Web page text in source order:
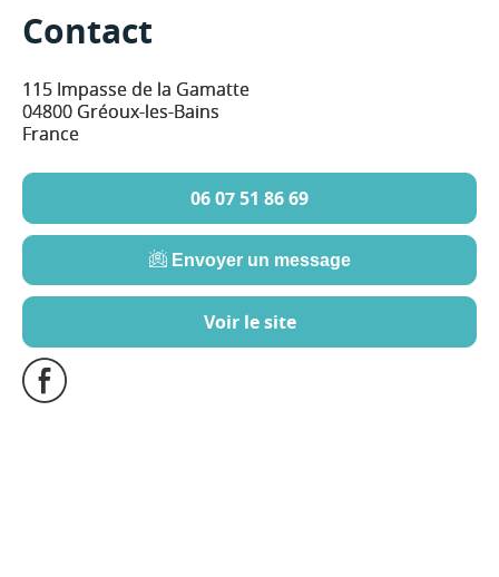
Contact
115 Impasse de la Gamatte
04800 Gréoux-les-Bains
France
06 07 51 86 69
Envoyer un message
Voir le site